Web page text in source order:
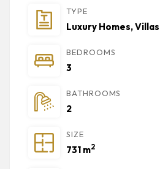
TYPE
Luxury Homes,
BEDROOMS
3
BATHROOMS
2
SIZE
731 m2